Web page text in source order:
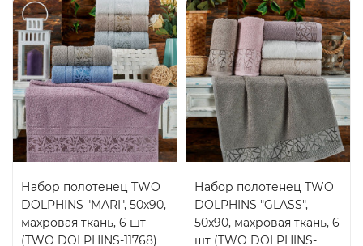
Набор полотенец TWO
DOLPHINS "MARI", 50x90,
махровая ткань, 6 шт
(TWO DOLPHINS-11768)
Набор полотенец TWO
DOLPHINS "GLASS",
50x90, махровая ткань, 6
шт (TWO DOLPHINS-